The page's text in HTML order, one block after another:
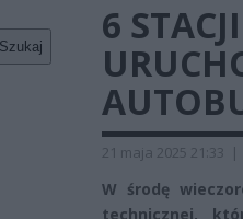
Szukaj
6
21 maja 2025 21:33 |
W środę
technicznej,